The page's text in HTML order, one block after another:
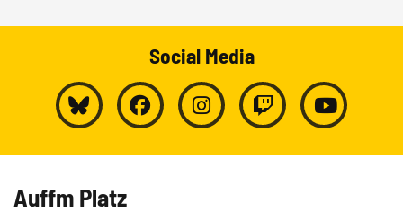
Social Media
Auffm Platz